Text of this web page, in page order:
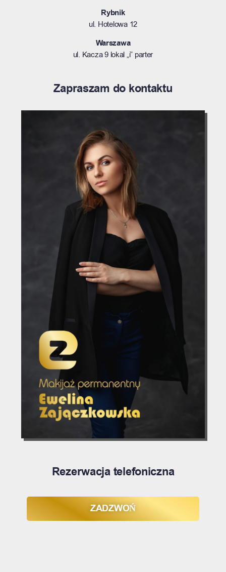
Rybnik
ul. Hotelowa 12
Warszawa
ul. Kacza 9 lokal „i” parter
Zapraszam do kontaktu
Rezerwacja telefoniczna
ZADZWOŃ